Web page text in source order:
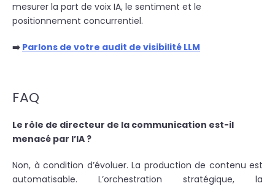
mesurer la part de voix IA, le sentiment et le
positionnement concurrentiel.
➡️ Parlons de votre audit de visibilité LLM
FAQ
Le rôle de directeur de la communication est-il
menacé par l’IA ?
Non, à condition d’évoluer. La production de contenu est
automatisable. L’orchestration stratégique, la